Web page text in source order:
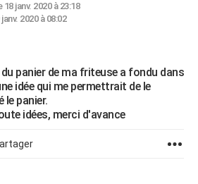
janv. 2020 à 23:18
janv. 2020 à 08:02
panier de ma friteuse a fondu dans
idée qui me permettrait de le
le panier.
idées, merci d'avance